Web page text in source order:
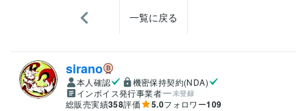
一覧に戻る
sirano
本人確認
機密保持契約(NDA)
インボイス発行事業者
未登録
総販売実績358評価 5.0フォロワー109